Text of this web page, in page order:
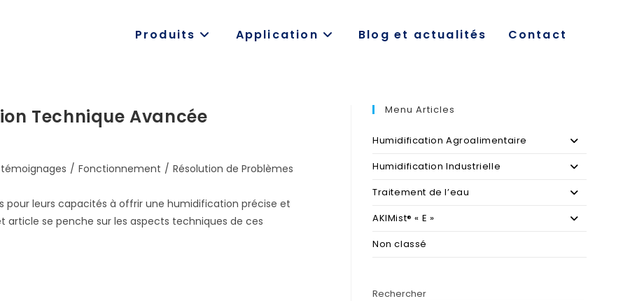
Produits Application Blog et actualités Contact
Technique Avancée
/ Fonctionnement / Résolution de Problèmes
pour leurs capacités à offrir une humidification précise et
se penche sur les aspects techniques de ces
Menu Articles
Humidification Agroalimentaire
Humidification Industrielle
Traitement de l’eau
AKIMist® « E »
Non classé
Rechercher